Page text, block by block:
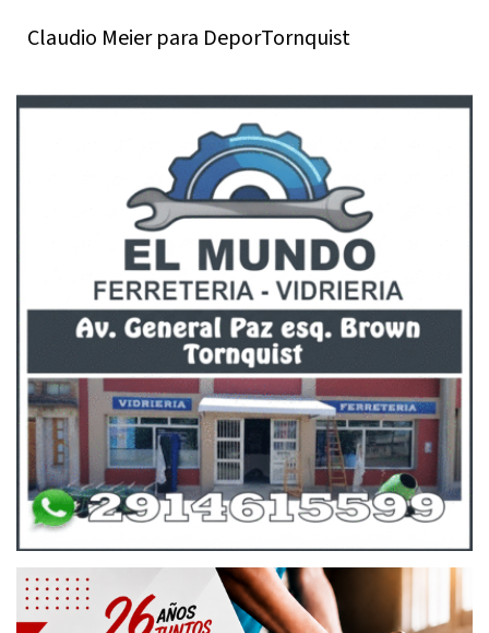
Claudio Meier para DeporTornquist